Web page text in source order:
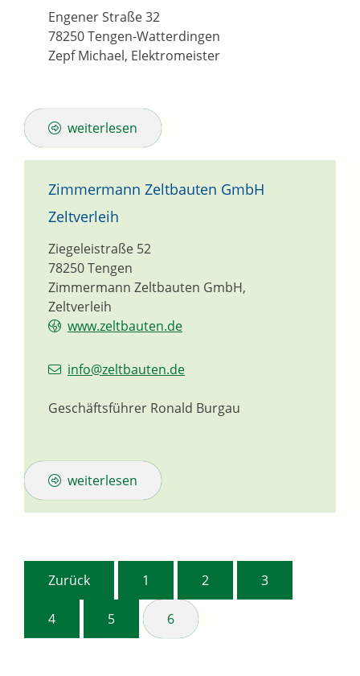
Zepf Michael, Elektromeister
Engener Straße 32
78250Tengen-Watterdingen
weiterlesen
Zimmermann Zeltbauten GmbH
Zeltverleih
Zimmermann Zeltbauten GmbH,
Zeltverleih
Ziegeleistraße 52
78250Tengen
www.zeltbauten.de
info@zeltbauten.de
Geschäftsführer Ronald Burgau
weiterlesen
Zurück 1 2 3
4 5 6